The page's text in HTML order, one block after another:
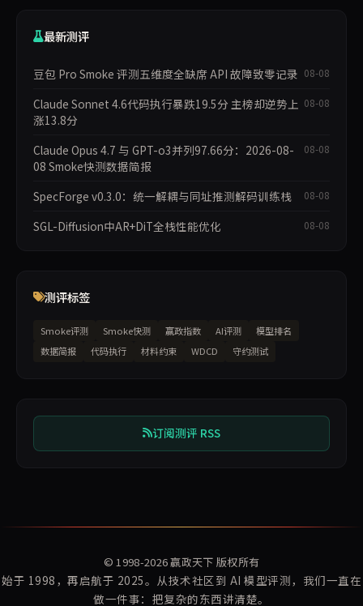
最新测评
豆包 Pro Smoke 评测五维度全缺席 API 故障致零记录 08-08
Claude Sonnet 4.6代码执行暴跌19.5分 主榜却逆势上
涨13.8分
08-08
Claude Opus 4.7 与 GPT-o3并列97.66分：2026-08-
08 Smoke快测数据简报
08-08
SpecForge v0.3.0：统一解耦与同址推测解码训练栈 08-08
SGL-Diffusion中AR+DiT全栈性能优化 08-08
测评标签
Smoke评测 Smoke快测 赢政指数 AI评测
模型排名
数据简报
代码执行 材料约束 WDCD 守约测试
订阅测评 RSS
© 1998-2026赢政天下 版权所有
始于 1998，再启航于 2025。从技术社区到 AI 模型评测，我们一直在
做一件事：把复杂的东西讲清楚。